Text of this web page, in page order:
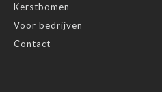
Kerstbomen
Voor bedrijven
Contact